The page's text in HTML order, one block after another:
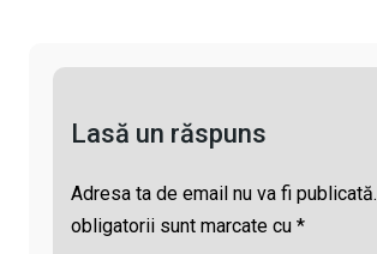
Lasă un răspuns
Adresa ta de email nu va fi publicată.
obligatorii sunt marcate cu *